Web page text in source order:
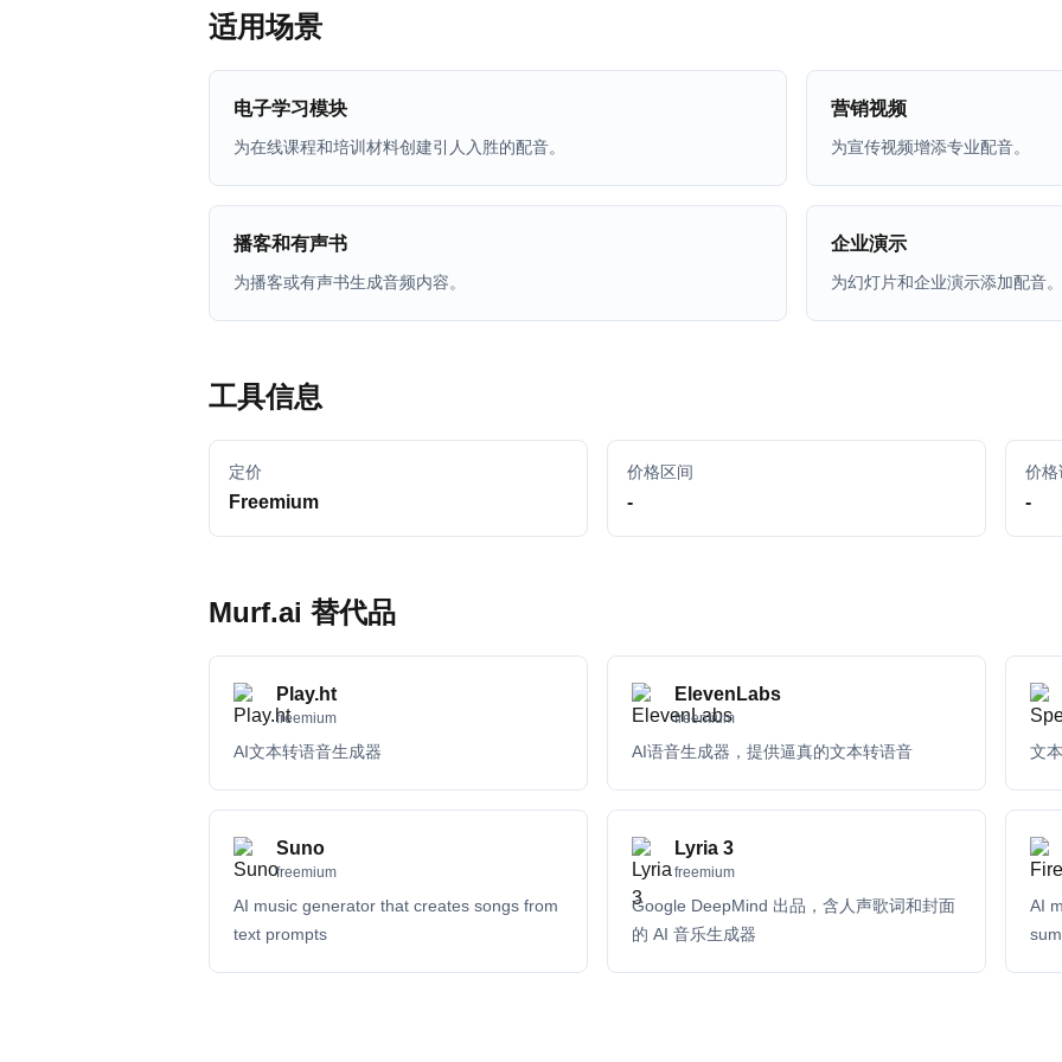
适用场景
电子学习模块
为在线课程和培训材料创建引人入胜的配音。
营销视频
为宣传视频增添专业配音。
播客和有声书
为播客或有声书生成音频内容。
企业演示
为幻灯片和企业演示添加配音。
工具信息
定价
Freemium
价格区间
-
价格
-
Murf.ai 替代品
Play.ht
freemium
AI文本转语音生成器
ElevenLabs
freemium
AI语音生成器，提供逼真的文本转语音 文
Suno
freemium
AI music generator that creates songs from
text prompts
Lyria 3
freemium
Google DeepMind 出品，含人声歌词和封面
的 AI 音乐生成器
AI